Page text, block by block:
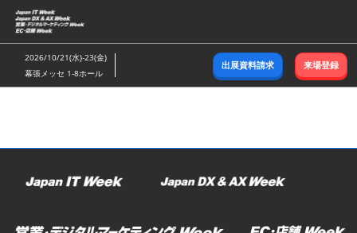
ス
キ
ッ
し
む
2026/10/21(水)-23(金)
幕張メッセ 1-8ホール
出展資料請求 来場登録